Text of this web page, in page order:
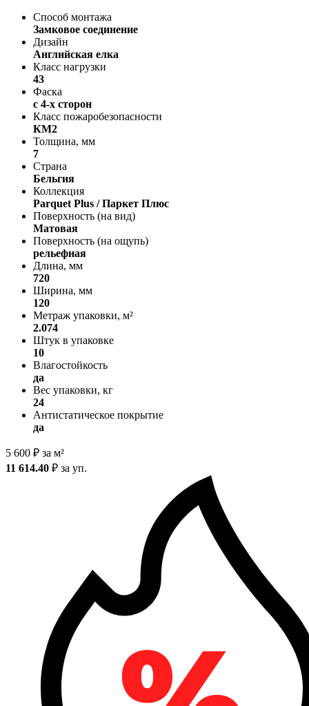
Способ монтажа
Замковое соединение
Дизайн
Английская елка
Класс нагрузки
43
Фаска
с 4-х сторон
Класс пожаробезопасности
КМ2
Толщина, мм
7
Страна
Бельгия
Коллекция
Parquet Plus / Паркет Плюс
Поверхность (на вид)
Матовая
Поверхность (на ощупь)
рельефная
Длина, мм
720
Ширина, мм
120
Метраж упаковки, м²
2.074
Штук в упаковке
10
Влагостойкость
да
Вес упаковки, кг
24
Антистатическое покрытие
да
5 600 ₽ за м²
11 614.40 ₽ за уп.